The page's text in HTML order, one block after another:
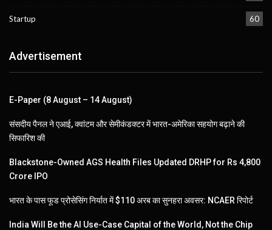
Startup 60
Advertisement
E-Paper (8 August – 14 August)
संसदीय पैनल ने एआई, क्वांटम और सेमीकंडक्टर में भारत-अमेरिका सहयोग बढ़ाने की
सिफारिश की
Blackstone-Owned AGS Health Files Updated DRHP for Rs 4,800
Crore IPO
भारत के पास फूड प्रोसेसिंग निर्यात में $110 अरब का सुनहरा अवसर: NCAER रिपोर्ट
India Will Be the AI Use-Case Capital of the World, Not the Chip